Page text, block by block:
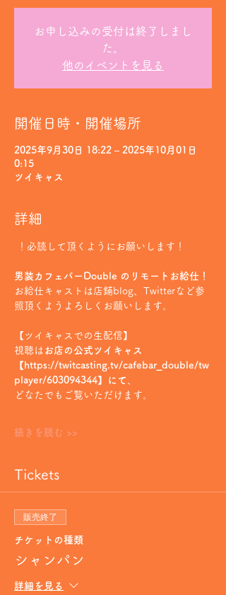
お申し込みの受付は終了しまし
た。
他のイベントを見る
開催日時・開催場所
2025年9月30日 18:22 – 2025年10月01日
0:15
ツイキャス
詳細
！必読して頂くようにお願いします！
男装カフェバーDouble のリモートお給仕！
お給仕キャストは店鋪blog、Twitterなど参
照頂くようよろしくお願いします。
【ツイキャスでの生配信】
視聴は お店の公式ツイキャス
【https://twitcasting.tv/cafebar_double/tw
player/603094344】にて
どなたでもご覧いただけます。
続きを読む >>
Tickets
販売終了
チケットの種類
シャンパン
詳細を見る